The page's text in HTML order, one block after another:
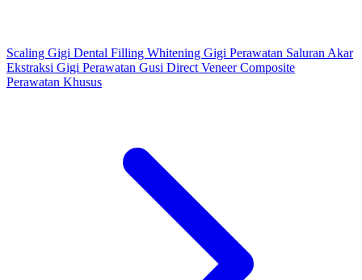
Scaling Gigi Dental Filling Whitening Gigi Perawatan Saluran Akar
Ekstraksi Gigi Perawatan Gusi Direct Veneer Composite
Perawatan Khusus